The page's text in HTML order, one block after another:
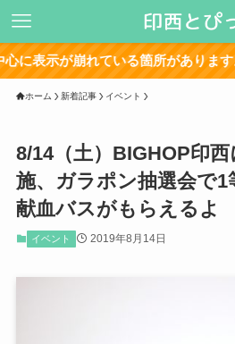
崩れている箇所があります。順次メ
ホーム 新着記事 イベント
8/14（土）BIGHOP印
施、ガラポン抽選会で
献血バスがもらえるよ
イベント 2019年8月14日